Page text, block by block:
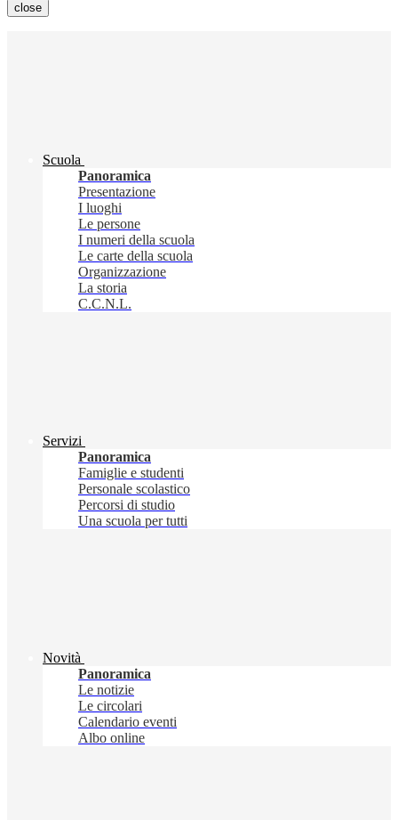
close
Scuola
Panoramica
Presentazione
I luoghi
Le persone
I numeri della scuola
Le carte della scuola
Organizzazione
La storia
C.C.N.L.
Servizi
Panoramica
Famiglie e studenti
Personale scolastico
Percorsi di studio
Una scuola per tutti
Novità
Panoramica
Le notizie
Le circolari
Calendario eventi
Albo online